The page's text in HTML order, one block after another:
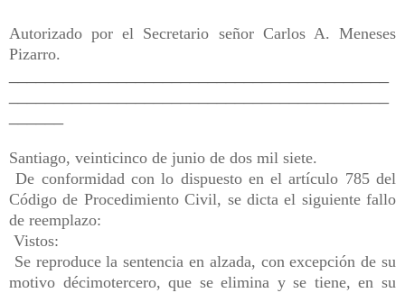
Autorizado por el Secretario señor Carlos A. Meneses
Pizarro.
Santiago, veinticinco de junio de dos mil siete.
De conformidad con lo dispuesto en el artículo 785 del
Código de Procedimiento Civil, se dicta el siguiente fallo
de reemplazo:
Vistos:
Se reproduce la sentencia en alzada, con excepción de su
motivo décimotercero, que se elimina y se tiene, en su